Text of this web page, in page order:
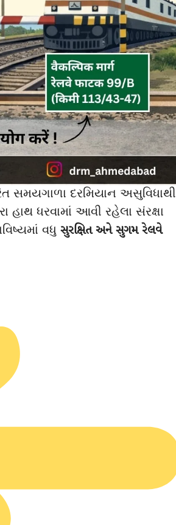
સમયગાળા દરમિયાન અસુવિધાથી
હાથ ધરવામાં આવી રહેલા સંરક્ષા
વધુ સુરક્ષિત અને સુગમ રેલવે